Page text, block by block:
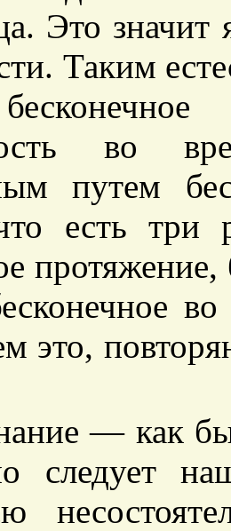
Это значит
Таким
во
путем
есть три
это,
— как
следует